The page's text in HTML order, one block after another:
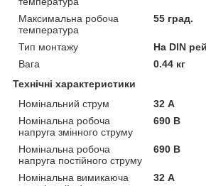
Максимальна робоча
температура
55 град.
Тип монтажу
На DIN
Вага
0.44 кг
Технічні характеристики
Номінальний струм
32 А
Номінальна робоча
напруга змінного струму
690 В
Номінальна робоча
напруга постійного струму
690 В
Номінальна вимикаюча
32 А